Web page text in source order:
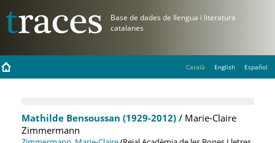
Català English Español
Mathilde Bensoussan (1929-2012) /Marie-Claire
Zimmermann